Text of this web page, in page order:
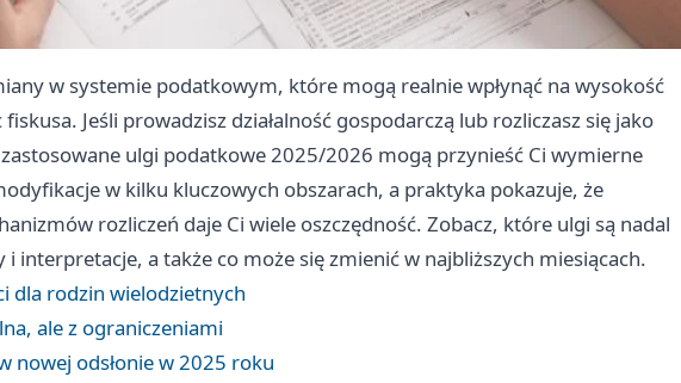
w systemie podatkowym, które mogą realnie wpłynąć na wysokość
Jeśli prowadzisz działalność gospodarczą lub rozliczasz się jako
ulgi podatkowe 2025/2026 mogą przynieść Ci wymierne
w kilku kluczowych obszarach, a praktyka pokazuje, że
rozliczeń daje Ci wiele oszczędność. Zobacz, które ulgi są nadal
interpretacje, a także co może się zmienić w najbliższych miesiącach.
dla rodzin wielodzietnych
ale z ograniczeniami
nowej odsłonie w 2025 roku